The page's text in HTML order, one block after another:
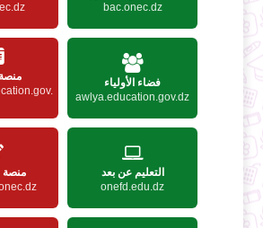
bac.onec.dz
فضاء الأولياء
awlya.education.gov.dz
التعليم عن بعد
onefd.edu.dz
منصة